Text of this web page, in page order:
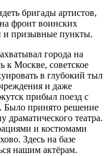
бригады артистов,
фронт воинских
и призывные пункты.
города на
к Москве, советское
в глубокий тыл
и даже
прибыл поезд с
Было принято решение
драматического театра.
и костюмами
Здесь на базе
нашим актёрам.